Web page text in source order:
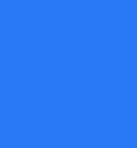
ktoré